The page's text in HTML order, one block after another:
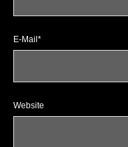
E-Mail*
Website